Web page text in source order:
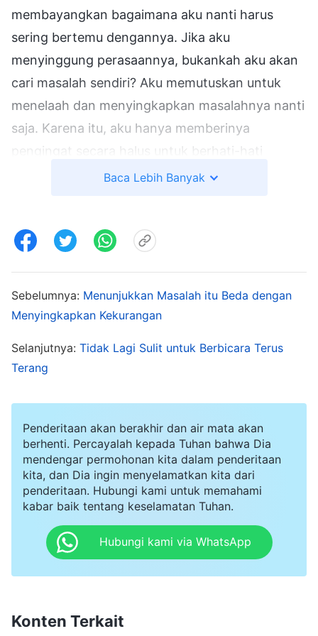
membayangkan bagaimana aku nanti harus
sering bertemu dengannya. Jika aku
menyinggung perasaannya, bukankah aku akan
cari masalah sendiri? Aku memutuskan untuk
menelaah dan menyingkapkan masalahnya nanti
saja. Karena itu, aku hanya memberinya
pengingat secara halus untuk berhati-hati
dengan cara bicaranya di masa mendatang, dan
Zhen mendengar ini dan berkata, "Aku orang
kuperhatikan." Dalam perjalanan pulang, aku
memahami watak rusaknya sendiri, dan dalam
hatiku, aku merasa sedikit menyalahkan diri
sendiri. Namun, kemudian aku berpikir, "Aku
sudah menunjukkan beberapa masalah
kepadanya. Jika nanti aku mendapatinya
menyingkapkan watak congkak lagi, aku bisa
bersekutu dengannya dan mengungkapkannya
saat itu." Tidak lama kemudian, diaken
penyiraman melaporkan bahwa Wang Hong,
pemimpin tim penyiraman, telah beberapa kali
menghadiri pertemuan, serta mengabaikan dua
Baca Lebih Banyak
Sebelumnya: Menunjukkan Masalah itu Beda dengan
Menyingkapkan Kekurangan
Selanjutnya: Tidak Lagi Sulit untuk Berbicara Terus
Terang
Penderitaan akan berakhir dan air mata akan
berhenti. Percayalah kepada Tuhan bahwa Dia
mendengar permohonan kita dalam penderitaan
kita, dan Dia ingin menyelamatkan kita dari
penderitaan. Hubungi kami untuk memahami
kabar baik tentang keselamatan Tuhan.
Hubungi kami via WhatsApp
Konten Terkait